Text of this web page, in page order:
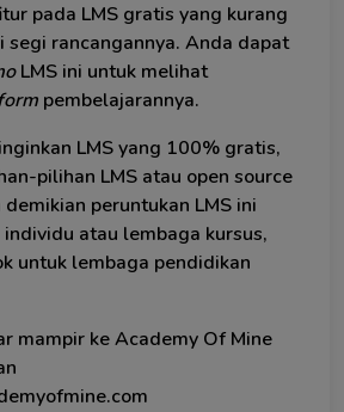
pada LMS gratis yang kurang
segi rancangannya. Anda dapat
LMS ini untuk melihat
pembelajarannya.
LMS yang 100% gratis,
pilihan LMS atau open source
peruntukan LMS ini
atau lembaga kursus,
untuk lembaga pendidikan
mampir ke Academy Of Mine